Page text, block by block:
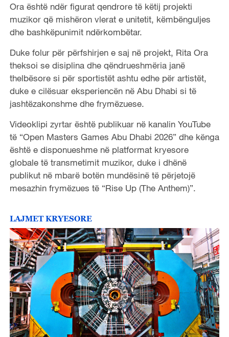
Ora është ndër figurat qendrore të këtij projekti
muzikor që mishëron vlerat e unitetit, këmbënguljes
dhe bashkëpunimit ndërkombëtar.
Duke folur për përfshirjen e saj në projekt, Rita Ora
theksoi se disiplina dhe qëndrueshmëria janë
thelbësore si për sportistët ashtu edhe për artistët,
duke e cilësuar eksperiencën në Abu Dhabi si të
jashtëzakonshme dhe frymëzuese.
Videoklipi zyrtar është publikuar në kanalin YouTube
të “Open Masters Games Abu Dhabi 2026” dhe kënga
është e disponueshme në platformat kryesore
globale të transmetimit muzikor, duke i dhënë
publikut në mbarë botën mundësinë të përjetojë
mesazhin frymëzues të “Rise Up (The Anthem)”.
LAJMET KRYESORE